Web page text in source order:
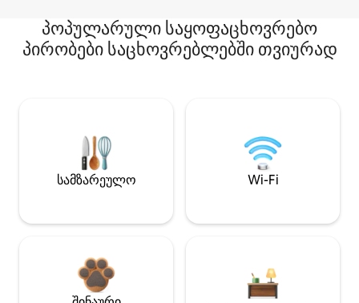
პოპულარული საყოფაცხოვრებო
პირობები საცხოვრებლებში თვიურად
სამზარეულო Wi-Fi